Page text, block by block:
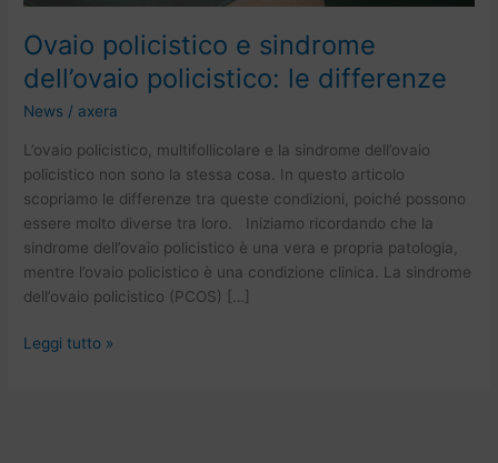
Ovaio policistico e sindrome
dell’ovaio policistico: le differenze
News / axera
L’ovaio policistico, multifollicolare e la sindrome dell’ovaio
policistico non sono la stessa cosa. In questo articolo
scopriamo le differenze tra queste condizioni, poiché possono
essere molto diverse tra loro. Iniziamo ricordando che la
sindrome dell’ovaio policistico è una vera e propria patologia,
mentre l’ovaio policistico è una condizione clinica. La sindrome
dell’ovaio policistico (PCOS) […]
Leggi tutto »